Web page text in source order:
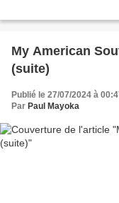
My American
(suite)
Publié le 27/07/2024 à
Par Paul Mayoka